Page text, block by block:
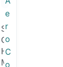
S
C
H
M